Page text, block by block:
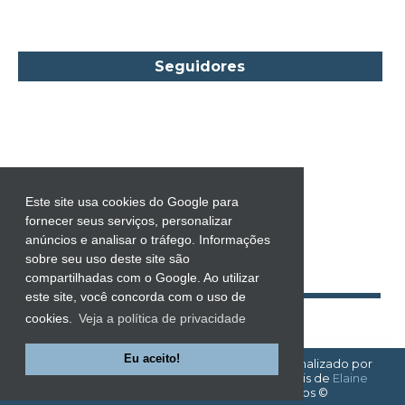
Este site usa cookies do Google para
fornecer seus serviços, personalizar
anúncios e analisar o tráfego. Informações
sobre seu uso deste site são
compartilhadas com o Google. Ao utilizar
este site, você concorda com o uso de
cookies.
Veja a política de privacidade
Eu aceito!
Caroline Linden
Celeste Bradley
Chantelle Shaw
Charles Dickens
Charlie Donlea
Charlotte Brontë
Charlotte Lamb
Chevy Stevens
Chimamanda Ngozi Adichie
Choderlos de Laclos
Seguidores
EMOÇÕES À FLOR DA PELE!
| Template personalizado por
Emoções à Flor da Pelecom base nos tutoriais de Elaine
| Todos os direitos reservados ©